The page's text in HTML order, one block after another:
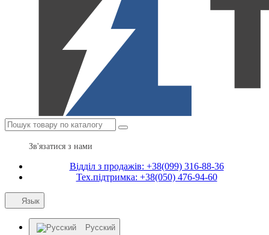
Зв'язатися з нами
Відділ з продажів: +38(099) 316-88-36
Тех.підтримка: +38(050) 476-94-60
Язык
Русский